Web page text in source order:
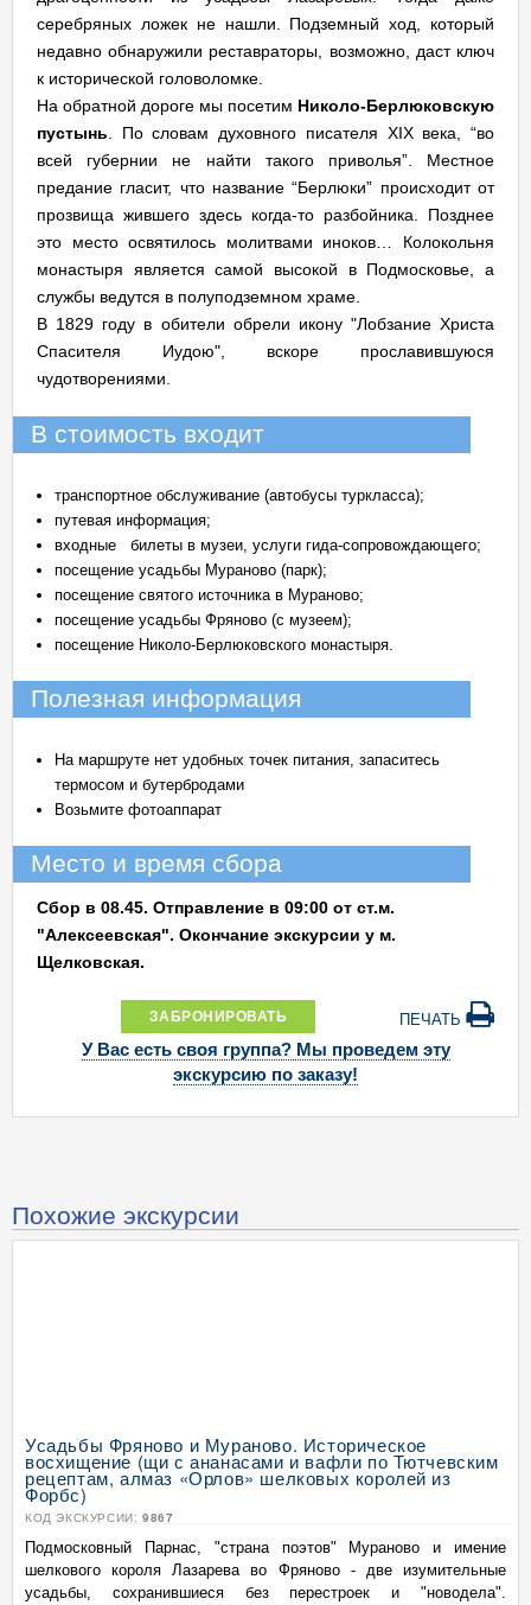
серебряных ложек не нашли. Подземный ход, который
недавно обнаружили реставраторы, возможно, даст ключ
к исторической головоломке.
На обратной дороге мы посетим Николо-Берлюковскую
пустынь . По словам духовного писателя XIX века, “во
всей губернии не найти такого приволья”. Местное
предание гласит, что название “Берлюки” происходит от
прозвища жившего здесь когда-то разбойника. Позднее
это место освятилось молитвами иноков… Колокольня
монастыря является самой высокой в Подмосковье, а
службы ведутся в полуподземном храме.
В 1829 году в обители обре­ли икону "Лобзание Христа
Спасителя Иудою", вскоре про­славившуюся
чудотворениями.
В стоимость входит
транспортное обслуживание (автобусы туркласса);
путевая информация;
входные билеты в музеи, услуги гида-сопровождающего;
посещение усадьбы Мураново (парк);
посещение святого источника в Мураново;
посещение усадьбы Фряново (с музеем);
посещение Николо-Берлюковского монастыря.
Полезная информация
На маршруте нет удобных точек питания, запаситесь
термосом и бутербродами
Возьмите фотоаппарат
Место и время сбора
Сбор в 08.45. Отправление в 09:00 от ст.м.
"Алексеевская". Окончание экскурсии у м.
Щелковская.
ЗАБРОНИРОВАТЬ ПЕЧАТЬ
У Вас есть своя группа? Мы проведем эту
экскурсию по заказу!
Похожие экскурсии
Усадьбы Фряново и Мураново. Историческое
восхищение (щи с ананасами и вафли по Тютчевским
рецептам, алмаз «Орлов» шелковых королей из
Форбс)
КОД ЭКСКУРСИИ: 9867
Подмосковный Парнас, "страна поэтов" Мураново и имение
шелкового короля Лазарева во Фряново - две изумительные
усадьбы, сохранившиеся без перестроек и "новодела".